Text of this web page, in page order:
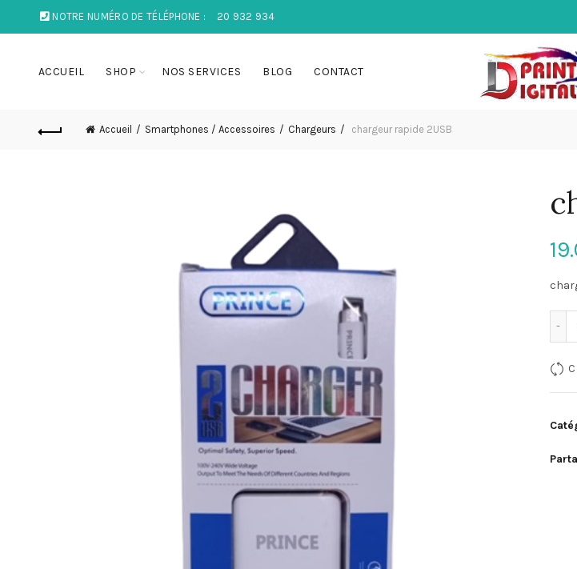
NOTRE NUMÉRO DE TÉLÉPHONE : 20 932 934
ACCUEIL SHOP NOS SERVICES BLOG CONTACT
Accueil Smartphones / Accessoires Chargeurs chargeur rapide 2USB